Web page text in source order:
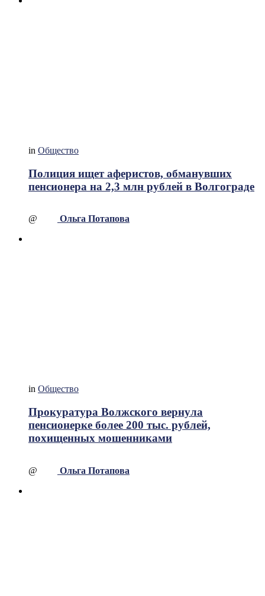
in Общество
Полиция ищет аферистов, обманувших
пенсионера на 2,3 млн рублей в Волгограде
@ Ольга Потапова
in Общество
Прокуратура Волжского вернула
пенсионерке более 200 тыс. рублей,
похищенных мошенниками
@ Ольга Потапова